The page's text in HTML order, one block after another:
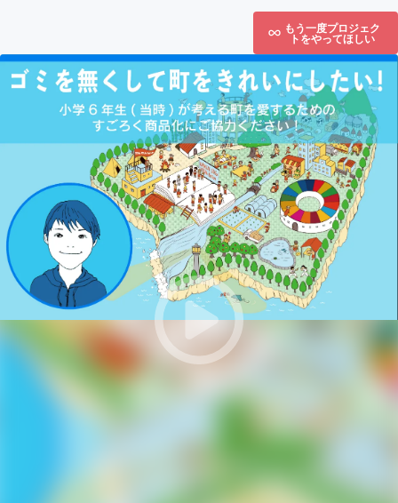
もう一度プロジェク
トをやってほしい